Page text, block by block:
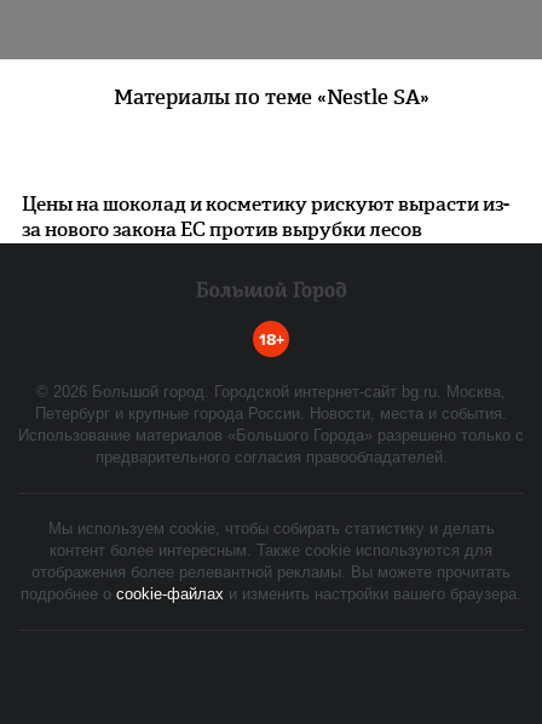
Материалы по теме «Nestle SA»
Цены на шоколад и косметику рискуют вырасти из-
за нового закона ЕС против вырубки лесов
18+
© 2026 Большой город. Городской интернет-сайт bg.ru. Москва,
Петербург и крупные города России. Новости, места и события.
Использование материалов «Большого Города» разрешено только с
предварительного согласия правообладателей.
Мы используем cookie, чтобы собирать статистику и делать
контент более интересным. Также cookie используются для
отображения более релевантной рекламы. Вы можете прочитать
подробнее о cookie-файлах и изменить настройки вашего браузера.